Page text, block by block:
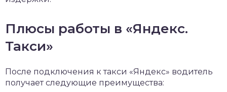
Плюсы работы в «Яндекс.
Такси»
После подключения к такси «Яндекс» водитель
получает следующие преимущества: